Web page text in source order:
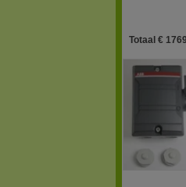
Totaal €